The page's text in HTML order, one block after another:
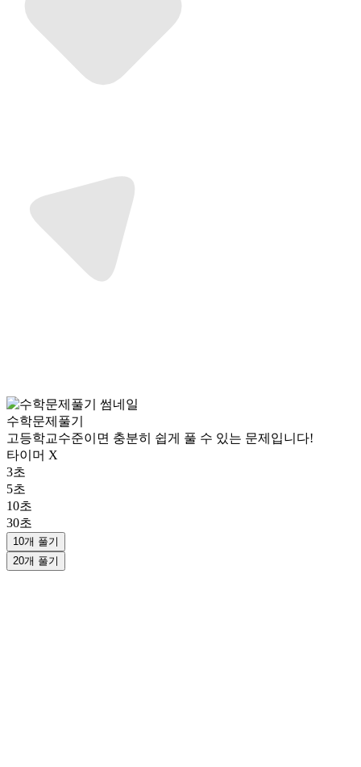
수학문제풀기
고등학교수준이면 충분히 쉽게 풀 수 있는 문제입니다!
타이머 X
3초
5초
10초
30초
10개 풀기
20개 풀기